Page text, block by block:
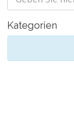
Kategorien